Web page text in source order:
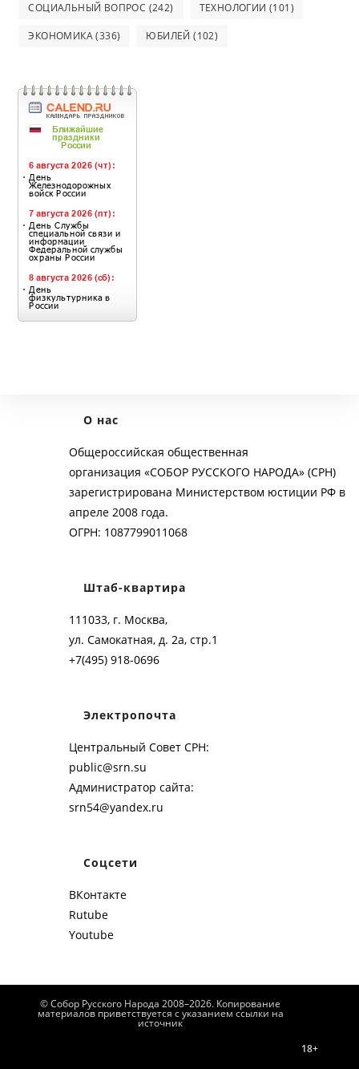
СОЦИАЛЬНЫЙ ВОПРОС (242) ТЕХНОЛОГИИ (101)
ЭКОНОМИКА(336) ЮБИЛЕЙ (102)
О нас
Общероссийская общественная
организация «СОБОР РУССКОГО НАРОДА» (СРН)
зарегистрирована Министерством юстиции РФ в
апреле 2008 года.
ОГРН: 1087799011068
Штаб-квартира
111033, г. Москва,
ул. Самокатная, д. 2а, стр.1
+7(495) 918-0696
Электропочта
Центральный Совет СРН:
public@srn.su
Администратор сайта:
srn54@yandex.ru
Соцсети
ВКонтакте
Rutube
Youtube
© Собор Русского Народа 2008–2026. Копирование
материалов приветствуется с указанием ссылки на
источник
18+